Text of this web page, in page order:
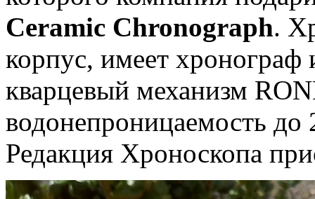
Ceramic Chronograph.
корпус, имеет
кварцевый механизм
водонепроницаемость до
Редакция Хроноскопа